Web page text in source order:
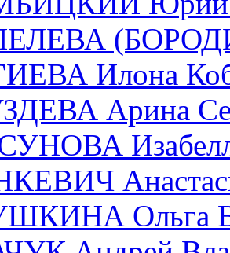
Илона
Арина
Ольга